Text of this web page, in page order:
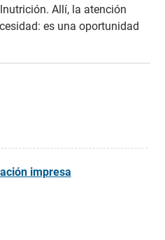
Allí, la atención
es una oportunidad
impresa